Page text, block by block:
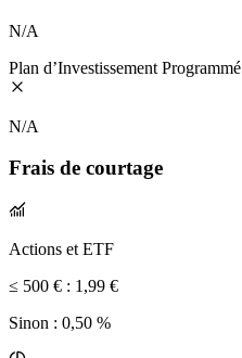
N/A
Plan d’Investissement Programmé
N/A
Frais de courtage
Actions et ETF
≤ 500 € : 1,99 €
Sinon : 0,50 %